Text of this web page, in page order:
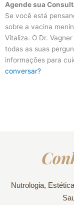
Agende sua
Se você está
sobre a vacina
Vitaliza. O Dr.
todas as suas
informações para
conversar?
Nutrologia,